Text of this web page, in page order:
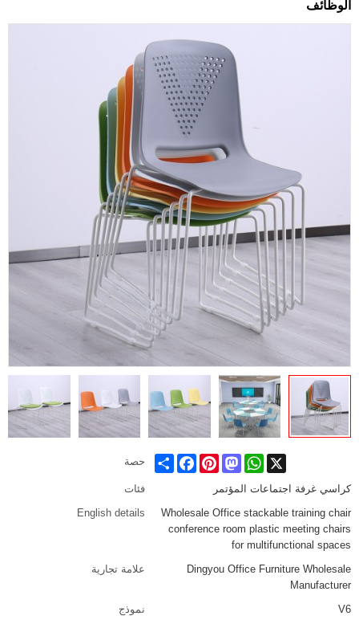
الوظائف
حصة Share
FacebookPinterestMastodon
WhatsApp X
فئات
كراسي غرفة اجتماعات المؤتمر
English details
Wholesale Office stackable training chair
conference room plastic meeting chairs
for multifunctional spaces
علامة تجارية
Dingyou Office Furniture Wholesale
Manufacturer
نموذج
V6